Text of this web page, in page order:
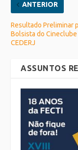
ANTERIOR
Resultado Preliminar
Bolsista do Cineclube
CEDERJ
ASSUNTOS